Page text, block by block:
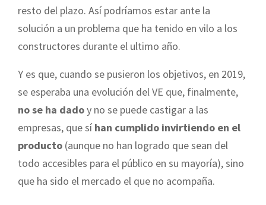
resto del plazo. Así podríamos estar ante la
solución a un problema que ha tenido en vilo a los
constructores durante el ultimo año.
Y es que, cuando se pusieron los objetivos, en 2019,
se esperaba una evolución del VE que, finalmente,
no se ha dadoy no se puede castigar a las
empresas, que sí han cumplido invirtiendo en el
producto (aunque no han logrado que sean del
todo accesibles para el público en su mayoría), sino
que ha sido el mercado el que no acompaña.